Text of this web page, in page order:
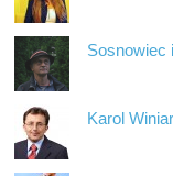
Sosnowiec
Karol